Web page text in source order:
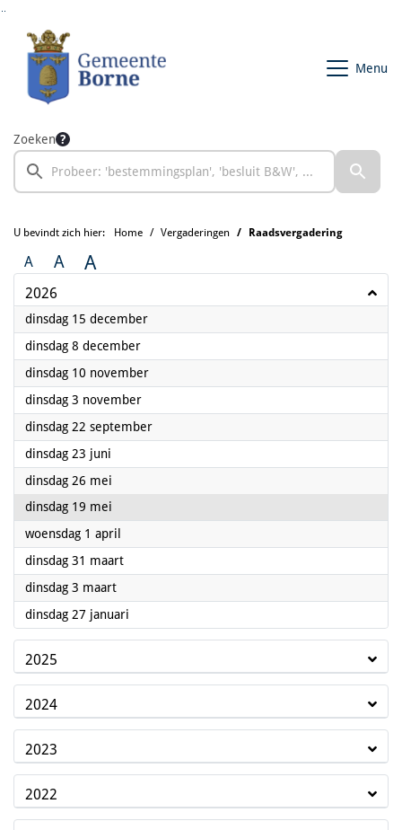
Menu
Zoeken
U bevindt zich hier: Home Vergaderingen Raadsvergadering
A A A
2026
dinsdag 15 december2026
dinsdag 8 december2026
dinsdag 10 november2026
dinsdag 3 november2026
dinsdag 22 september2026
dinsdag 23 juni
dinsdag 26 mei
dinsdag 19 mei
woensdag 1 april
dinsdag 31 maart2026
dinsdag 3 maart2026
dinsdag 27 januari
2025
2024
2023
2022